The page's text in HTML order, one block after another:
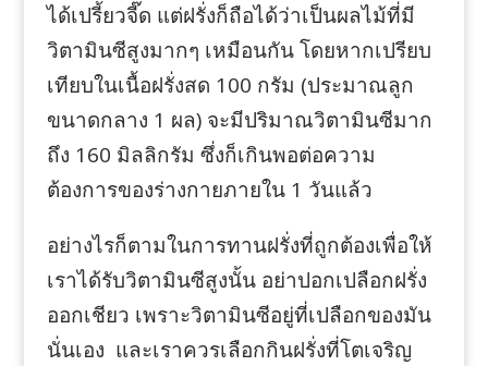
ได้เปรี้ยวจี๊ด แต่ฝรั่งก็ถือได้ว่าเป็นผลไม้ที่มี
วิตามินซีสูงมากๆ เหมือนกัน โดยหากเปรียบ
เทียบในเนื้อฝรั่งสด 100 กรัม (ประมาณลูก
ขนาดกลาง 1 ผล) จะมีปริมาณวิตามินซีมาก
ถึง 160 มิลลิกรัม ซึ่งก็เกินพอต่อความ
ต้องการของร่างกายภายใน 1 วันแล้ว
อย่างไรก็ตามในการทานฝรั่งที่ถูกต้องเพื่อให้
เราได้รับวิตามินซีสูงนั้น อย่าปอกเปลือกฝรั่ง
ออกเชียว เพราะวิตามินซีอยู่ที่เปลือกของมัน
นั่นเอง และเราควรเลือกกินฝรั่งที่โตเจริญ